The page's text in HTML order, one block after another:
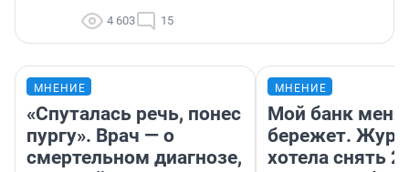
4 603 15
МНЕНИЕ
«Спуталась речь, понес
пургу». Врач — о
смертельном диагнозе,
МНЕНИЕ
Мой банк меня
бережет.
хотела снять